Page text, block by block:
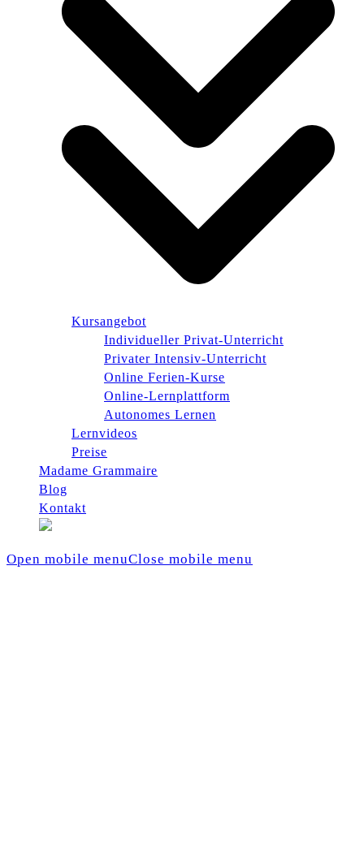
Kursangebot
Individueller Privat-Unterricht
Privater Intensiv-Unterricht
Online Ferien-Kurse
Online-Lernplattform
Autonomes Lernen
Lernvideos
Preise
Madame Grammaire
Blog
Kontakt
Open mobile menuClose mobile menu